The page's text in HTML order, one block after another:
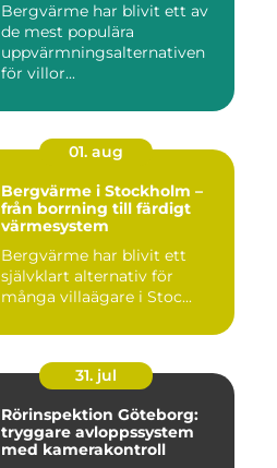
Bergvärme har blivit ett av
de mest populära
uppvärmningsalternativen
för villor...
01. aug
Bergvärme i Stockholm –
från borrning till färdigt
värmesystem
Bergvärme har blivit ett
självklart alternativ för
många villaägare i Stoc...
31. jul
Rörinspektion Göteborg:
tryggare avloppssystem
med kamerakontroll